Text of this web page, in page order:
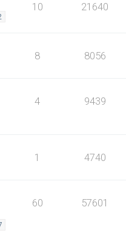
10 21640
8 8056
4 9439
1 4740
60 57601